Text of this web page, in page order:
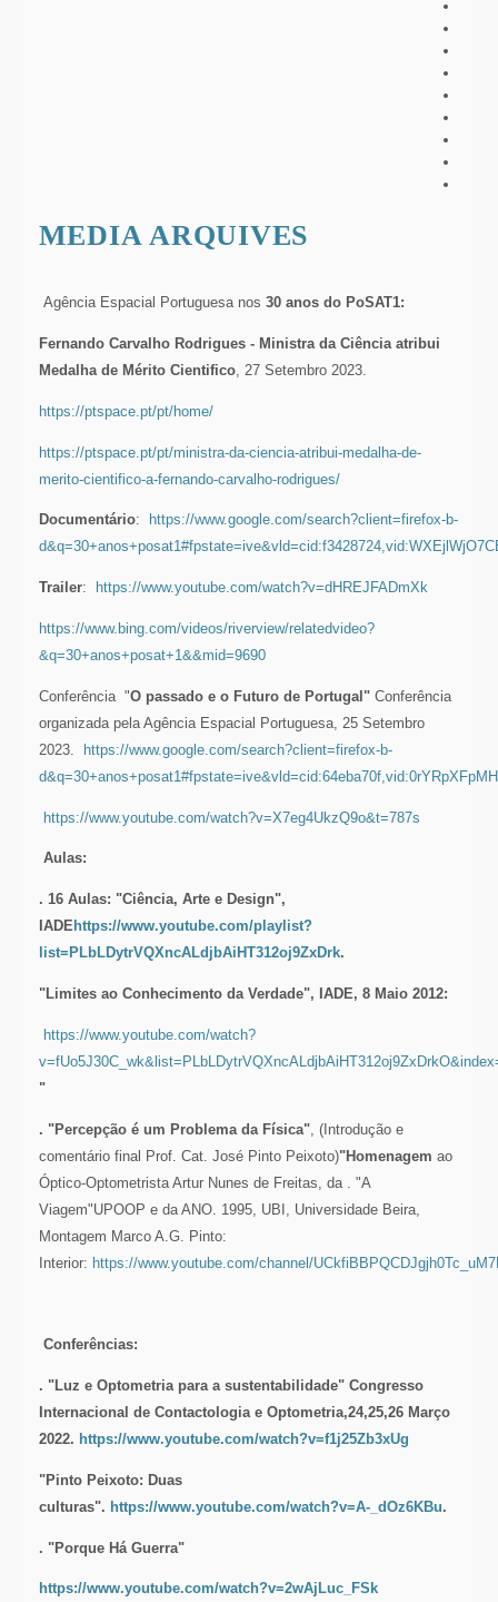
MEDIA ARQUIVES
Agência Espacial Portuguesa nos 30 anos do PoSAT1:
Fernando Carvalho Rodrigues - Ministra da Ciência atribui
Medalha de Mérito Cientifico, 27 Setembro 2023.
https://ptspace.pt/pt/home/
https://ptspace.pt/pt/ministra-da-ciencia-atribui-medalha-de-
merito-cientifico-a-fernando-carvalho-rodrigues/
Documentário:
https://www.google.com/search?client=firefox-b-
Trailer: https://www.youtube.com/watch?v=dHREJFADmXk
https://www.bing.com/videos/riverview/relatedvideo?
&q=30+anos+posat+1&&mid=9690
Conferência "O passado e o Futuro de Portugal"Conferência
organizada pela Agência Espacial Portuguesa, 25 Setembro
2023.
https://www.google.com/search?client=firefox-b-
https://www.youtube.com/watch?v=X7eg4UkzQ9o&t=787s
Aulas:
. 16 Aulas: "Ciência, Arte e Design",
IADEhttps://www.youtube.com/playlist?
list=PLbLDytrVQXncALdjbAiHT312oj9ZxDrk.
"Limites ao Conhecimento da Verdade", IADE, 8 Maio 2012:
https://www.youtube.com/watch?
"
. "Percepção é um Problema da Física", (Introdução e
comentário final Prof. Cat. José Pinto Peixoto)"Homenagem ao
Óptico-Optometrista Artur Nunes de Freitas, da . "A
Viagem"UPOOP e da ANO. 1995, UBI, Universidade Beira,
Montagem Marco A.G. Pinto:
Interior: https://www.youtube.com/channel/
Conferências:
. "Luz e Optometria para a sustentabilidade" Congresso
Internacional de Contactologia e Optometria,24,25,26 Março
2022. https://www.youtube.com/watch?v=f1j25Zb3xUg
"Pinto Peixoto: Duas
culturas". https://www.youtube.com/watch?v=A-_dOz6KBu.
. "Porque Há Guerra"
https://www.youtube.com/watch?v=2wAjLuc_FSk